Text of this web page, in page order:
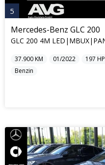
5
Mercedes-Benz GLC 200
37.900KM 01/2022 197 HP
Benzin